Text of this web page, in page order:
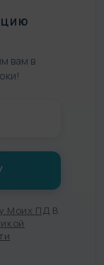
вам в
Моих ПД В